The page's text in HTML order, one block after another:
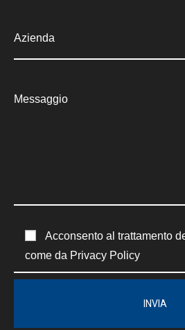
Acconsento al trattamento
come da Privacy Policy